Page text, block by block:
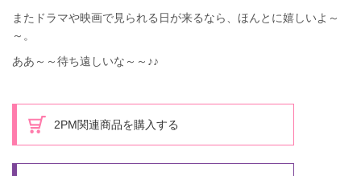
またドラマや映画で見られる日が来るなら、ほんとに嬉しいよ～
～。
ああ～～待ち遠しいな～～♪♪
2PM関連商品を購入する